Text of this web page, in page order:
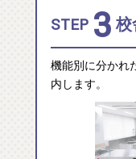
STEP 3 校
機能別に分かれ
内します。